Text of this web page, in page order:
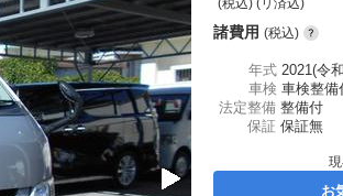
(税込) (リ済込)
諸費用 (税込)
年式 2021(令
車検 車検整備
法定整備 整備付
保証 保証無
お